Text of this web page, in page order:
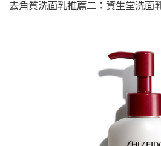
去角質洗面乳推薦二：資生堂洗面